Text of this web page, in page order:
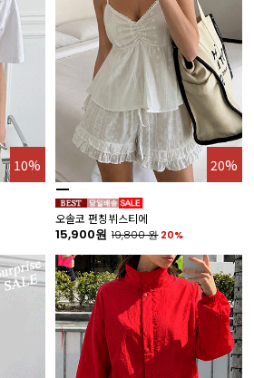
10% 20%
오솔코 펀칭뷔스티에
15,900원 19,800원 20%